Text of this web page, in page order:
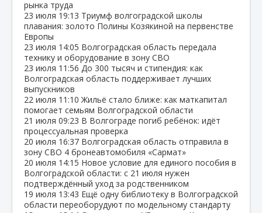
рынка труда
23 июля 19:13 Триумф волгоградской школы
плавания: золото Полины Козякиной на первенстве
Европы
23 июля 14:05 Волгоградская область передала
технику и оборудование в зону СВО
23 июля 11:56 До 300 тысяч и стипендия: как
Волгоградская область поддерживает лучших
выпускников
22 июля 11:10 Жильё стало ближе: как маткапитал
помогает семьям Волгоградской области
21 июля 09:23 В Волгограде погиб ребёнок: идёт
процессуальная проверка
20 июля 16:37 Волгоградская область отправила в
зону СВО 4 бронеавтомобиля «Сармат»
20 июля 14:15 Новое условие для единого пособия в
Волгоградской области: с 21 июля нужен
подтверждённый уход за родственником
19 июля 13:43 Ещё одну библиотеку в Волгоградской
области переоборудуют по модельному стандарту